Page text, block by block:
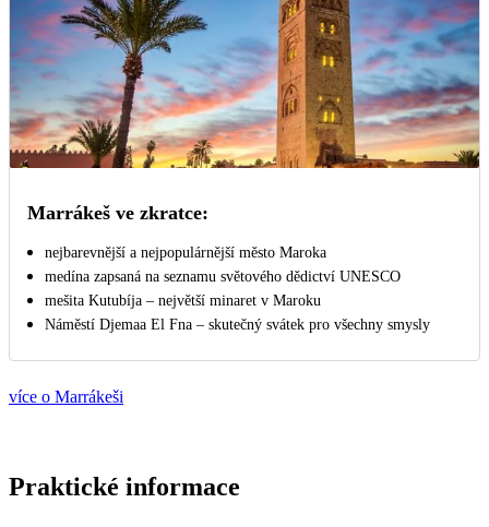
Marrákeš ve zkratce:
nejbarevnější a nejpopulárnější město Maroka
medína zapsaná na seznamu světového dědictví UNESCO
mešita Kutubíja – největší minaret v Maroku
Náměstí Djemaa El Fna – skutečný svátek pro všechny smysly
více o Marrákeši
Praktické informace